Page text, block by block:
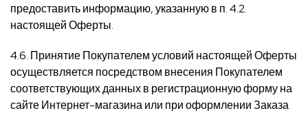
предоставить информацию, указанную в п. 4.2.
настоящей Оферты.
4.6. Принятие Покупателем условий настоящей Оферты
осуществляется посредством внесения Покупателем
соответствующих данных в регистрационную форму на
сайте Интернет-магазина или при оформлении Заказа